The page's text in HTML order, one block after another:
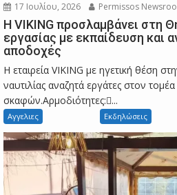
17 Ιουλίου, 2026 Permissos
Η VIKING προσλαμβάνει στη
εργασίας με εκπαίδευση και
αποδοχές
Η εταιρεία VIKING με ηγετική θέση
ναυτιλίας αναζητά εργάτες στον
σκαφών.Αρμοδιότητες:...
Αγγελιες Εκδηλώσεις